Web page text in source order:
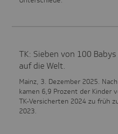
TK: Sieben von 100
auf die Welt.
Mainz, 3. Dezember 2025.
kamen 6,9 Prozent der Kinder
TK-Versicherten 2024 zu früh
2023.